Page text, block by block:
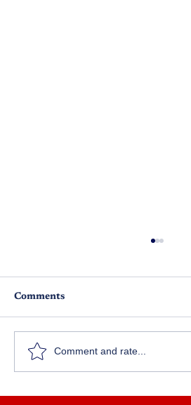
ముగ్గురు పనిమంతులు
Comments
Comment and rate...